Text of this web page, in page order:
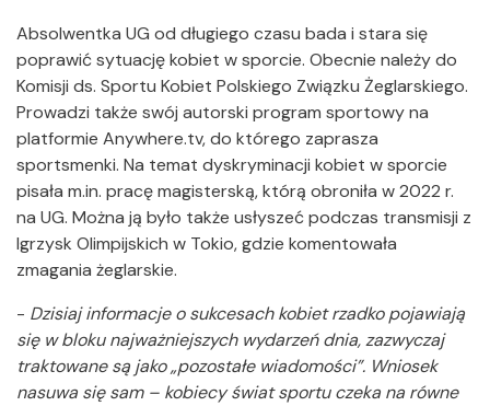
Absolwentka UG od długiego czasu bada i stara się
poprawić sytuację kobiet w sporcie. Obecnie należy do
Komisji ds. Sportu Kobiet Polskiego Związku Żeglarskiego.
Prowadzi także swój autorski program sportowy na
platformie Anywhere.tv, do którego zaprasza
sportsmenki. Na temat dyskryminacji kobiet w sporcie
pisała m.in. pracę magisterską, którą obroniła w 2022 r.
na UG. Można ją było także usłyszeć podczas transmisji z
Igrzysk Olimpijskich w Tokio, gdzie komentowała
zmagania żeglarskie.
- Dzisiaj informacje o sukcesach kobiet rzadko pojawiają
się w bloku najważniejszych wydarzeń dnia, zazwyczaj
traktowane są jako „pozostałe wiadomości”. Wniosek
nasuwa się sam – kobiecy świat sportu czeka na równe